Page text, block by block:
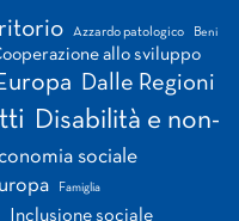
Azzardo patologico Beni
allo sviluppo
Dalle Regioni
Disabilità e non-
sociale
Famiglia
Inclusione sociale